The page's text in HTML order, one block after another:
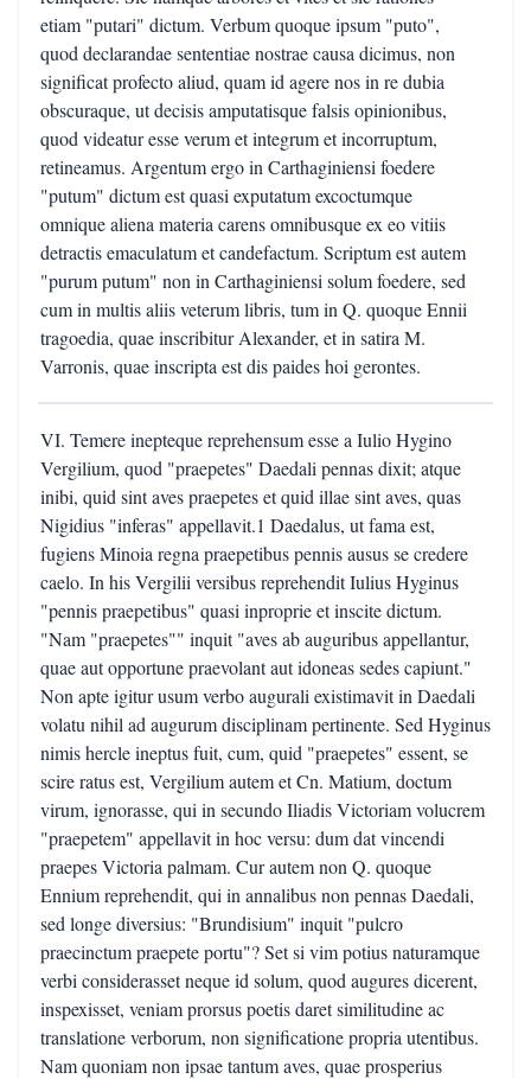
etiam "putari" dictum. Verbum quoque ipsum "puto",
quod declarandae sententiae nostrae causa dicimus, non
significat profecto aliud, quam id agere nos in re dubia
obscuraque, ut decisis amputatisque falsis opinionibus,
quod videatur esse verum et integrum et incorruptum,
retineamus. Argentum ergo in Carthaginiensi foedere
"putum" dictum est quasi exputatum excoctumque
omnique aliena materia carens omnibusque ex eo vitiis
detractis emaculatum et candefactum. Scriptum est autem
"purum putum" non in Carthaginiensi solum foedere, sed
cum in multis aliis veterum libris, tum in Q. quoque Ennii
tragoedia, quae inscribitur Alexander, et in satira M.
Varronis, quae inscripta est dis paides hoi gerontes.
VI. Temere inepteque reprehensum esse a Iulio Hygino
Vergilium, quod "praepetes" Daedali pennas dixit; atque
inibi, quid sint aves praepetes et quid illae sint aves, quas
Nigidius "inferas" appellavit.1 Daedalus, ut fama est,
fugiens Minoia regna praepetibus pennis ausus se credere
caelo. In his Vergilii versibus reprehendit Iulius Hyginus
"pennis praepetibus" quasi inproprie et inscite dictum.
"Nam "praepetes"" inquit "aves ab auguribus appellantur,
quae aut opportune praevolant aut idoneas sedes capiunt."
Non apte igitur usum verbo augurali existimavit in Daedali
volatu nihil ad augurum disciplinam pertinente. Sed Hyginus
nimis hercle ineptus fuit, cum, quid "praepetes" essent, se
scire ratus est, Vergilium autem et Cn. Matium, doctum
virum, ignorasse, qui in secundo Iliadis Victoriam volucrem
"praepetem" appellavit in hoc versu: dum dat vincendi
praepes Victoria palmam. Cur autem non Q. quoque
Ennium reprehendit, qui in annalibus non pennas Daedali,
sed longe diversius: "Brundisium" inquit "pulcro
praecinctum praepete portu"? Set si vim potius naturamque
verbi considerasset neque id solum, quod augures dicerent,
inspexisset, veniam prorsus poetis daret similitudine ac
translatione verborum, non significatione propria utentibus.
Nam quoniam non ipsae tantum aves, quae prosperius